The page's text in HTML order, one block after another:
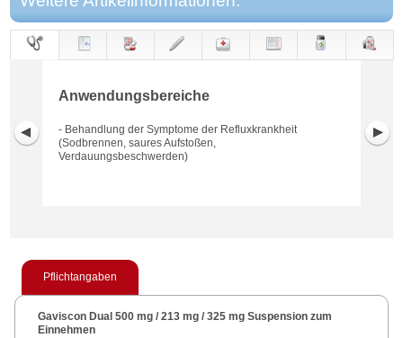
Anwendungsbereiche
- Behandlung der Symptome der Refluxkrankheit
(Sodbrennen, saures Aufstoßen,
Verdauungsbeschwerden)
Pflichtangaben
Gaviscon Dual 500 mg / 213 mg / 325 mg Suspension zum
Einnehmen